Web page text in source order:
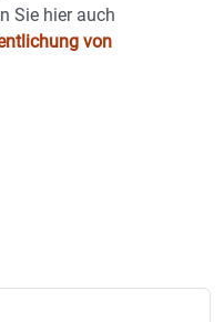
Sie hier auch
von